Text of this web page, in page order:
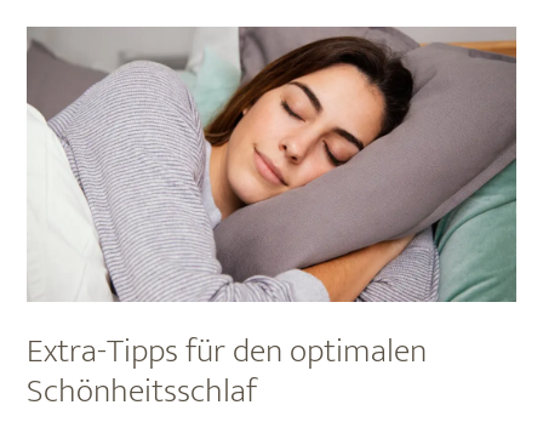
Extra-Tipps für den optimalen
Schönheitsschlaf